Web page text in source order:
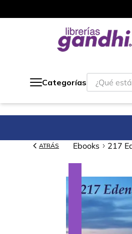
Categorías
¿Qué estás
ATRÁS Ebooks 217